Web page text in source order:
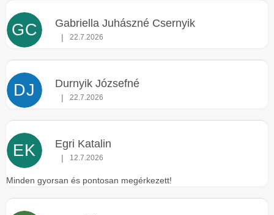
s
t
á
a
GC Gabriella Juhászné Csernyik
Az áruház értékelése 5-ből 5 csillag.
| 22.7.2026
DJ Durnyik Józsefné
Az áruház értékelése 5-ből 5 csillag.
| 22.7.2026
EK Egri Katalin
Az áruház értékelése 5-ből 5 csillag.
| 12.7.2026
Minden gyorsan és pontosan megérkezett!